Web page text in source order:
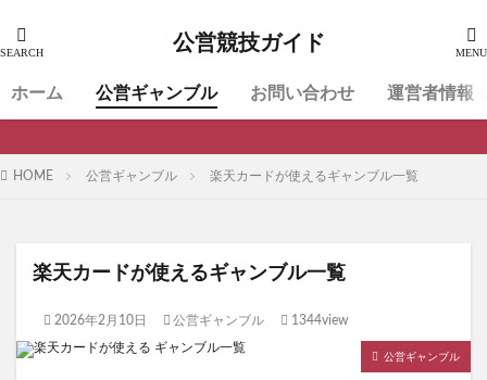
公営競技ガイド
ホーム 公営ギャンブル お問い合わせ 運営者情報
HOME 公営ギャンブル 楽天カードが使えるギャンブル一覧
楽天カードが使えるギャンブル一覧
2026年2月10日 公営ギャンブル 1344view
公営ギャンブル